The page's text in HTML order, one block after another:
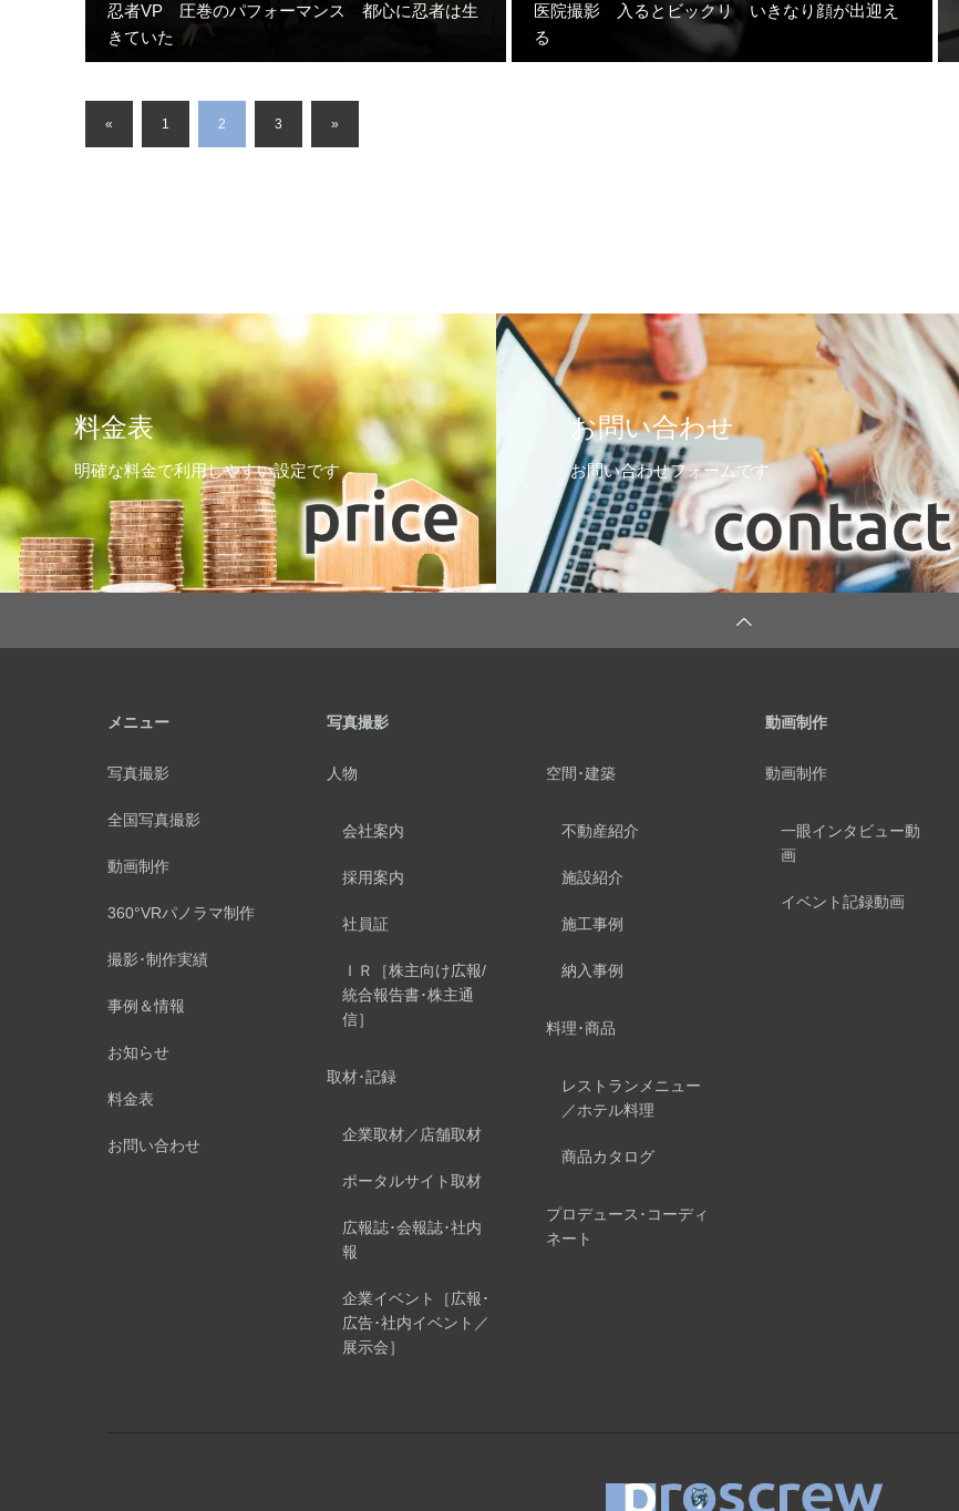
忍者VP 圧巻のパフォーマンス 都心に忍者は生
きていた
医院撮影 入るとビックリ いきなり顔が出迎え
る
« 1 2 3 »
料金表
明確な料金で利用しやすい設定です
お問い合わせ
お問い合わせフォームです
メニュー
写真撮影
全国写真撮影
動画制作
360°VRパノラマ制作
撮影･制作実績
事例＆情報
お知らせ
料金表
お問い合わせ
写真撮影
人物
会社案内
採用案内
社員証
ＩＲ［株主向け広報/
統合報告書･株主通
信］
取材･記録
企業取材／店舗取材
ポータルサイト取材
広報誌･会報誌･社内
報
企業イベント［広報･
広告･社内イベント／
展示会］
空間･建築
不動産紹介
施設紹介
施工事例
納入事例
料理･商品
レストランメニュー
／ホテル料理
商品カタログ
プロデュース･コーディ
ネート
動画制作
動画制作
一眼インタビュー動
画
イベント記録動画